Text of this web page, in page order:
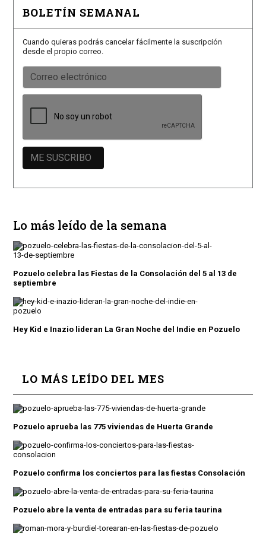
BOLETÍN SEMANAL
Cuando quieras podrás cancelar fácilmente la suscripción
desde el propio correo.
Lo más leído de la semana
Pozuelo celebra las Fiestas de la Consolación del 5 al 13 de
septiembre
Hey Kid e Inazio lideran La Gran Noche del Indie en Pozuelo
LO MÁS LEÍDO DEL MES
Pozuelo aprueba las 775 viviendas de Huerta Grande
Pozuelo confirma los conciertos para las fiestas Consolación
Pozuelo abre la venta de entradas para su feria taurina